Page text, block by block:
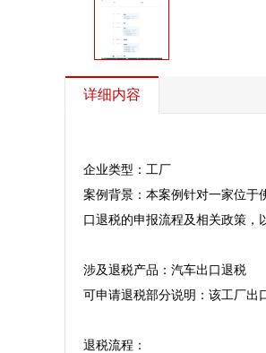
详细内容
企业类型：工厂
案例背景：本案例针对一家位于
口退税的申报流程及相关政策，
涉及退税产品：汽车出口退税
可申请退税部分说明：该工厂出
退税流程：